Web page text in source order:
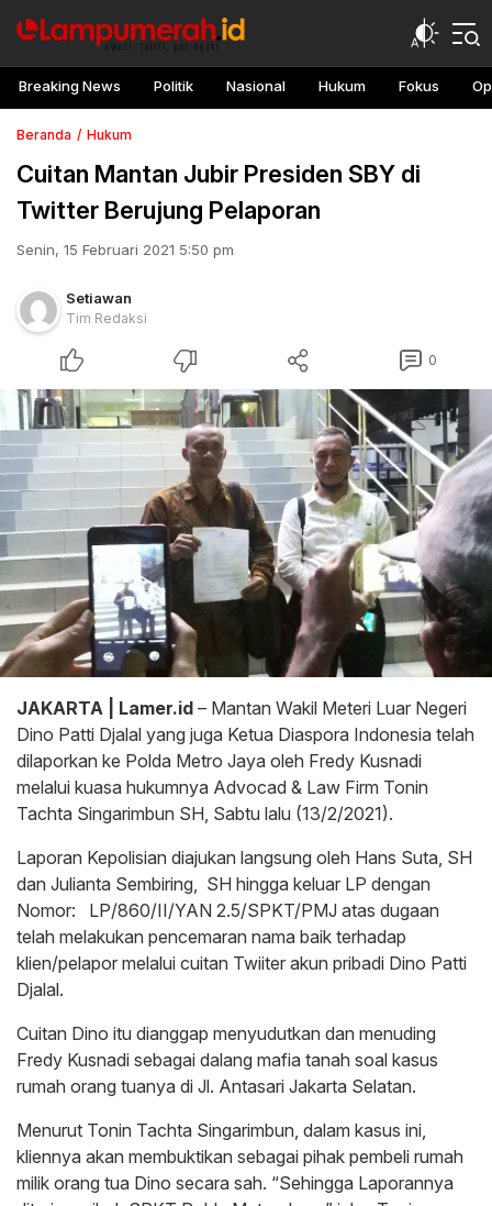
Breaking News Politik Nasional Hukum Fokus
Beranda Hukum
Cuitan Mantan Jubir Presiden SBY di
Twitter Berujung Pelaporan
Senin, 15 Februari 2021 5:50 pm
Setiawan
Tim Redaksi
0
JAKARTA | Lamer.id – Mantan Wakil Meteri Luar Negeri
Dino Patti Djalal yang juga Ketua Diaspora Indonesia telah
dilaporkan ke Polda Metro Jaya oleh Fredy Kusnadi
melalui kuasa hukumnya Advocad & Law Firm Tonin
Tachta Singarimbun SH, Sabtu lalu (13/2/2021).
Laporan Kepolisian diajukan langsung oleh Hans Suta, SH
dan Julianta Sembiring, SH hingga keluar LP dengan
Nomor: LP/860/II/YAN 2.5/SPKT/PMJ atas dugaan
telah melakukan pencemaran nama baik terhadap
klien/pelapor melalui cuitan Twiiter akun pribadi Dino Patti
Djalal.
Cuitan Dino itu dianggap menyudutkan dan menuding
Fredy Kusnadi sebagai dalang mafia tanah soal kasus
rumah orang tuanya di Jl. Antasari Jakarta Selatan.
Menurut Tonin Tachta Singarimbun, dalam kasus ini,
kliennya akan membuktikan sebagai pihak pembeli rumah
milik orang tua Dino secara sah. “Sehingga Laporannya